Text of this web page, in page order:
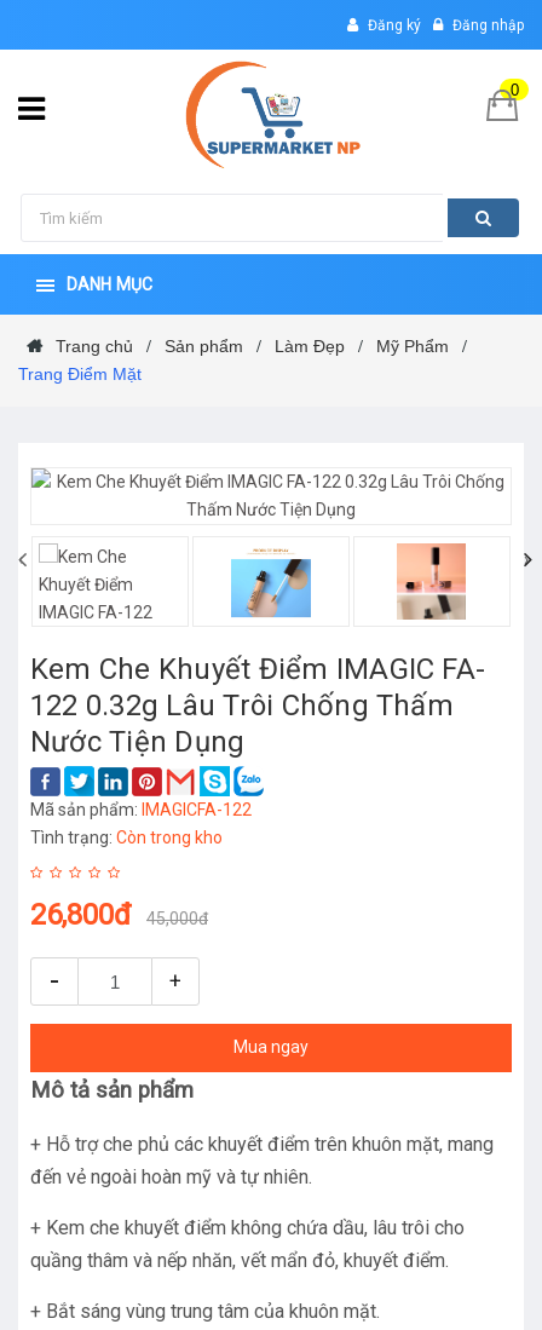
Đăng ký Đăng nhập
0
DANH MỤC
Trang chủ / Sản phẩm / Làm Đẹp / Mỹ Phẩm /
Trang Điểm Mặt
‹ ›
Kem Che Khuyết Điểm IMAGIC FA-
122 0.32g Lâu Trôi Chống Thấm
Nước Tiện Dụng
Mã sản phẩm: IMAGICFA-122
Tình trạng: Còn trong kho
26,800đ 45,000đ
- +
Mua ngay
Mô tả sản phẩm
+ Hỗ trợ che phủ các khuyết điểm trên khuôn mặt, mang
đến vẻ ngoài hoàn mỹ và tự nhiên.
+ Kem che khuyết điểm không chứa dầu, lâu trôi cho
quầng thâm và nếp nhăn, vết mẩn đỏ, khuyết điểm.
+ Bắt sáng vùng trung tâm của khuôn mặt.